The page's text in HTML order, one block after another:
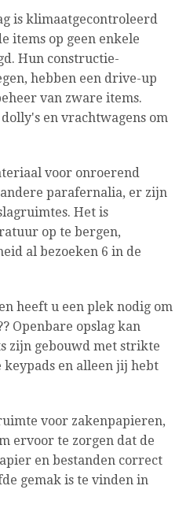
is klimaatgecontroleerd
items op geen enkele
Hun constructie-
hebben een drive-up
van zware items.
en vrachtwagens om
voor onroerend
parafernalia, er zijn
Het is
op te bergen,
al bezoeken 6 in de
heeft u een plek nodig om
Openbare opslag kan
zijn gebouwd met strikte
en alleen jij hebt
voor zakenpapieren,
ervoor te zorgen dat de
en bestanden correct
gemak is te vinden in